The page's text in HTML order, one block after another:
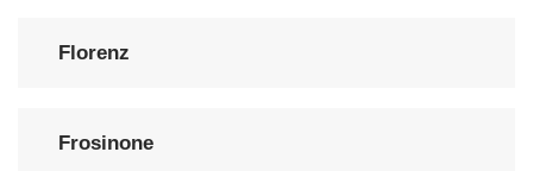
Florenz
Frosinone